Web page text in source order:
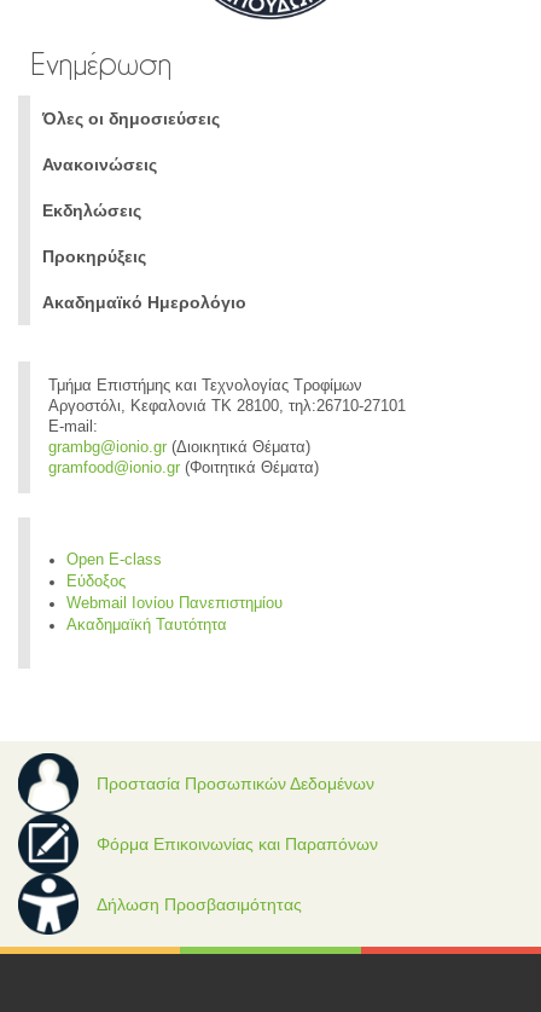
Ενημέρωση
Όλες οι δημοσιεύσεις
Ανακοινώσεις
Εκδηλώσεις
Προκηρύξεις
Ακαδημαϊκό Ημερολόγιο
Τμήμα Επιστήμης και Τεχνολογίας Τροφίμων
Αργοστόλι, Κεφαλονιά ΤΚ 28100, τηλ:26710-27101
E-mail:
grambg@ionio.gr (Διοικητικά Θέματα)
gramfood@ionio.gr (Φοιτητικά Θέματα)
Open E-class
Εύδοξος
Webmail Ιονίου Πανεπιστημίου
Ακαδημαϊκή Ταυτότητα
Προστασία Προσωπικών Δεδομένων
Φόρμα Επικοινωνίας και Παραπόνων
Δήλωση Προσβασιμότητας